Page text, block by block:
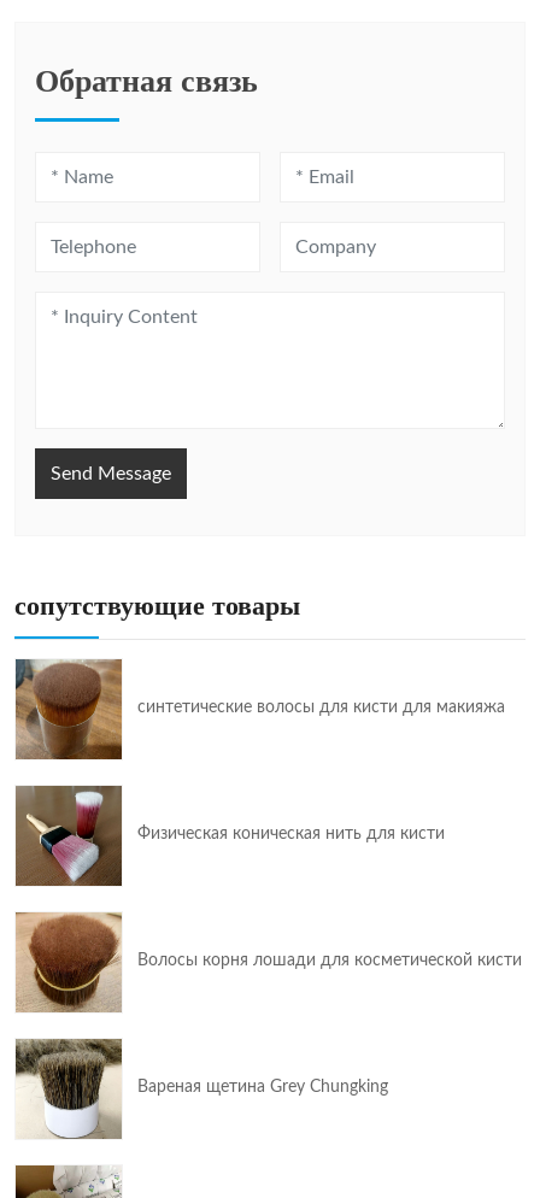
Обратная связь
Send Message
сопутствующие товары
синтетические волосы для кисти для макияжа
Физическая коническая нить для кисти
Волосы корня лошади для косметической кисти
Вареная щетина Grey Chungking